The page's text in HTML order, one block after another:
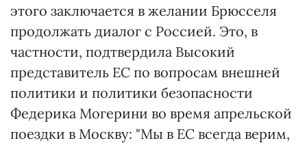
этого заключается в желании Брюсселя
продолжать диалог с Россией. Это, в
частности, подтвердила Высокий
представитель ЕС по вопросам внешней
политики и политики безопасности
Федерика Могерини во время апрельской
поездки в Москву: "Мы в ЕС всегда верим,